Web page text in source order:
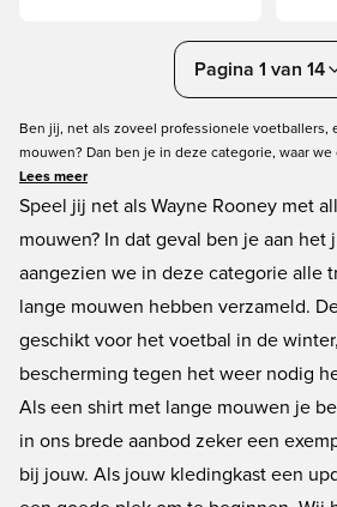
Pagina 1 van 14
Ben jij, net als zoveel professionele voetballers,
mouwen? Dan ben je in deze categorie, waar
lange mouwen hebben verzameld, aan het juiste
mouwen van deze shirts, erg lang en bevat
shopt bij Unisport altijd snel en veilig!
Lees meer
Speel jij net als Wayne Rooney met
mouwen? In dat geval ben je aan het
aangezien we in deze categorie alle
lange mouwen hebben verzameld.
geschikt voor het voetbal in de
bescherming tegen het weer nodig
Als een shirt met lange mouwen je
in ons brede aanbod zeker een
bij jouw. Als jouw kledingkast een